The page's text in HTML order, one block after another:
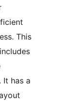
This
It has a